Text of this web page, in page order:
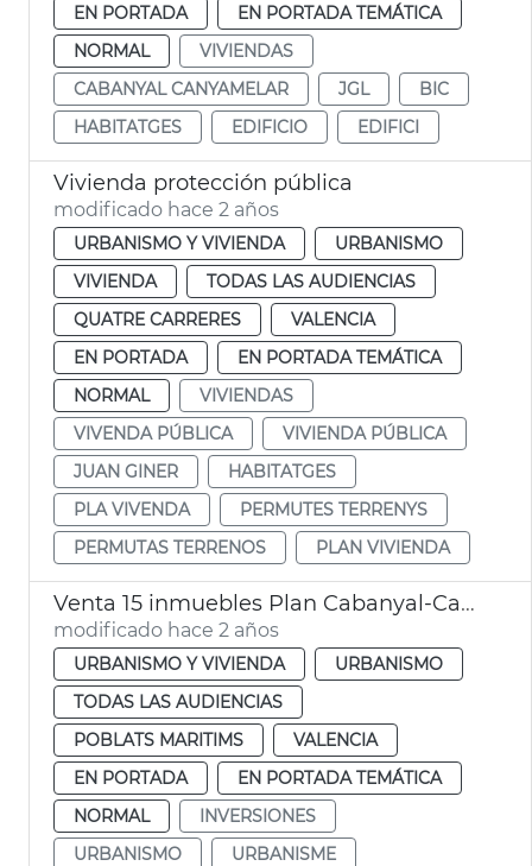
EN PORTADA
EN PORTADA TEMÁTICA
NORMAL
VIVIENDAS
CABANYAL CANYAMELAR
JGL
BIC
HABITATGES
EDIFICIO EDIFICI
Vivienda protección pública
modificado hace 2 años
URBANISMO Y VIVIENDA
URBANISMO
VIVIENDA
TODAS LAS AUDIENCIAS
QUATRE CARRERES
VALENCIA
EN PORTADA
EN PORTADA TEMÁTICA
NORMAL
VIVIENDAS
VIVENDA PÚBLICA
VIVIENDA PÚBLICA
JUAN GINER
HABITATGES
PLA VIVENDA
PERMUTES TERRENYS
PERMUTAS TERRENOS
PLAN VIVIENDA
Venta 15 inmuebles Plan Cabanyal-Canyamelar
modificado hace 2 años
URBANISMO Y VIVIENDA
URBANISMO
TODAS LAS AUDIENCIAS
POBLATS MARITIMS
VALENCIA
EN PORTADA
EN PORTADA TEMÁTICA
NORMAL
INVERSIONES
URBANISMO
URBANISME